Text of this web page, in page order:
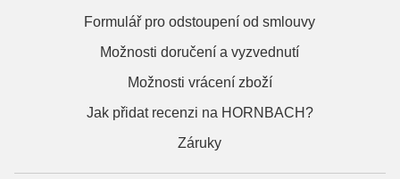
Formulář pro odstoupení od smlouvy
Možnosti doručení a vyzvednutí
Možnosti vrácení zboží
Jak přidat recenzi na HORNBACH?
Záruky